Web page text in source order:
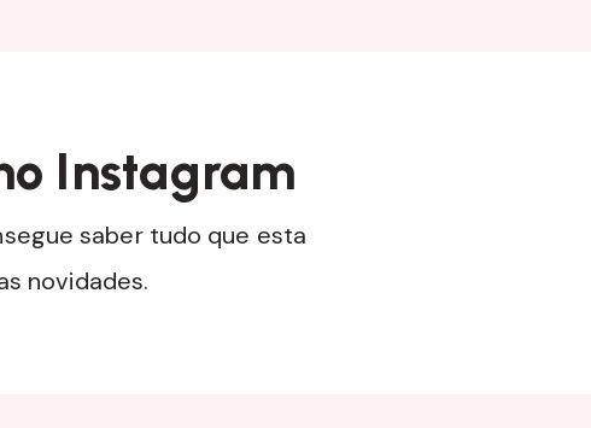
Instagram
saber tudo que esta
novidades.